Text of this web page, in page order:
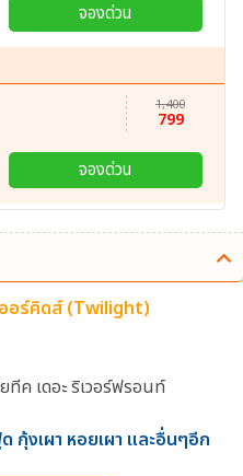
จองด่วน
1,400
799
จองด่วน
อร์คิดส์ (Twilight)
ทีค เดอะ ริเวอร์ฟรอนท์
กุ้งเผา หอยเผา และอื่นๆอีก